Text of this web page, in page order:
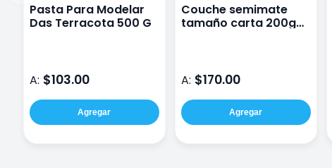
Pasta Para Modelar
Das Terracota 500 G
A: $103.00
Agregar
Couche semimate
tamaño carta 200g
A: $170.00
Agregar